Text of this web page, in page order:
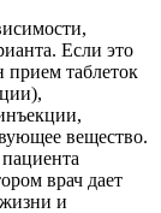
Если это
прием таблеток
вещество.
врач дает
жизни и